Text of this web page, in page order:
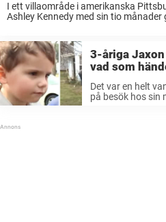
I ett villaområde i amerikanska
Ashley Kennedy med sin tio
3-åriga Jaxon
vad som
hyllas hans
Det var en helt
på besök hos sin